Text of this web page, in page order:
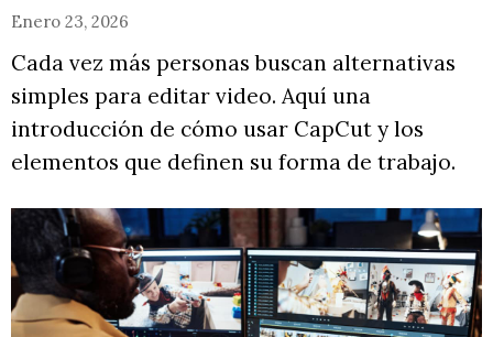
Enero 23, 2026
Cada vez más personas buscan alternativas
simples para editar video. Aquí una
introducción de cómo usar CapCut y los
elementos que definen su forma de trabajo.